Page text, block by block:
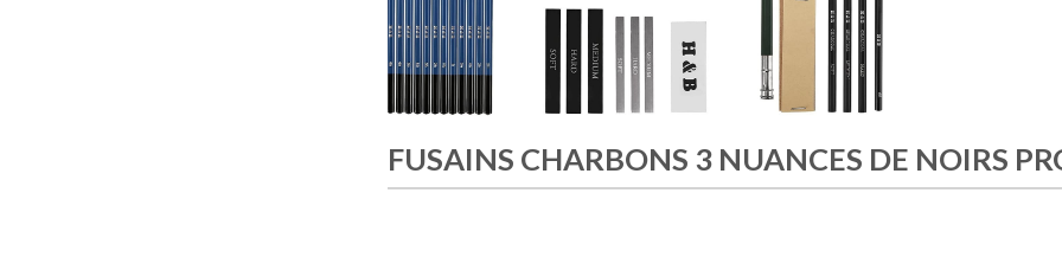
FUSAINS CHARBONS 3 NUANCES DE NOIRS